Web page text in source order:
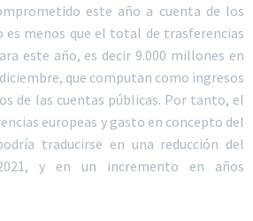
este año a cuenta de los
es menos que el total de trasferencias
este año, es decir 9.000 millones en
que computan como ingresos
de las cuentas públicas. Por tanto, el
europeas y gasto en concepto del
traducirse en una reducción del
y en un incremento en años